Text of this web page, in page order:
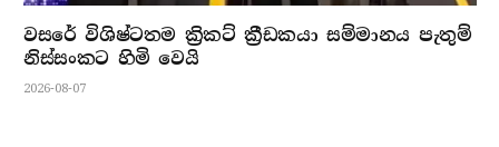
වසරේ විශිෂ්ටතම ක්‍රිකට් ක්‍රීඩකයා සම්මානය පැතුම්
නිස්සංකට හිමි වෙයි
2026-08-07